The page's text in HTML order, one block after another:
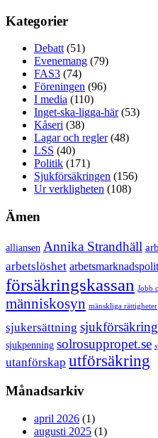
Kategorier
Debatt (51)
Evenemang (79)
FAS3 (74)
Föreningen (96)
I media (110)
Inget-ska-ligga-här(53)
Kåseri (38)
Lagar och regler(48)
LSS (40)
Politik (171)
Sjukförsäkringen (156)
Ur verkligheten (108)
Ämen
alliansen Annika Strandhäll
arbetslöshet
försäkringskassan Jobb
människosyn mänskliga rättigheter
sjukersättning sjukförsäkring
sjukpenning solrosuppropet.se
utanförskap utförsäkring
Månadsarkiv
april 2026 (1)
augusti 2025 (1)